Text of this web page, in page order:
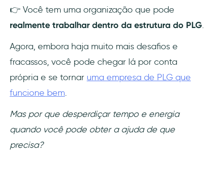
👉 Você tem uma organização que pode
realmente trabalhar dentro da estrutura do PLG.
Agora, embora haja muito mais desafios e
fracassos, você pode chegar lá por conta
própria e se tornar uma empresa de PLG que
funcione bem.
Mas por que desperdiçar tempo e energia
quando você pode obter a ajuda de que
precisa?